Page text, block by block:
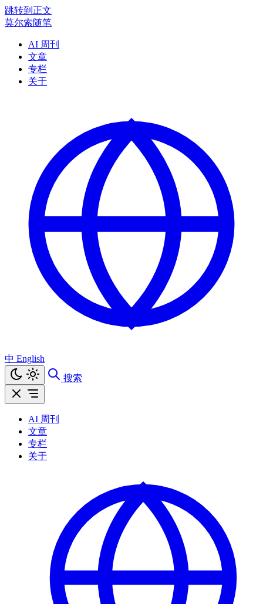
跳转到正文
莫尔索随笔
AI 周刊
文章
专栏
关于
中 English
搜索
AI 周刊
文章
专栏
关于